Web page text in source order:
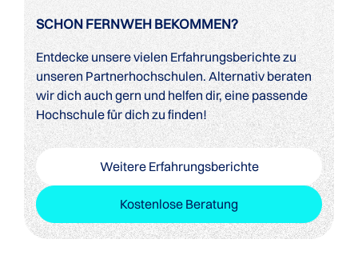
SCHON FERNWEH BEKOMMEN?
Entdecke unsere vielen Erfahrungsberichte zu
unseren Partnerhochschulen. Alternativ beraten
wir dich auch gern und helfen dir, eine passende
Hochschule für dich zu finden!
Weitere Erfahrungsberichte
Kostenlose Beratung